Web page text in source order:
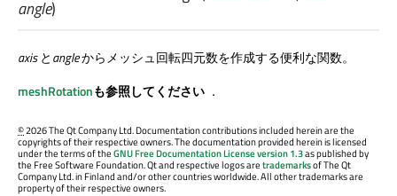
angle)
axisとangleからメッシュ回転四元数を作成する便利な関数。
meshRotationも参照してください ．
©2026 The Qt Company Ltd. Documentation contributions included herein are the
copyrights of their respective owners. The documentation provided herein is licensed
under the terms of theGNU Free Documentation License version 1.3as published by
the Free Software Foundation. Qt and respective logos aretrademarksof The Qt
Company Ltd. in Finland and/or other countries worldwide. All other trademarks are
property of their respective owners.